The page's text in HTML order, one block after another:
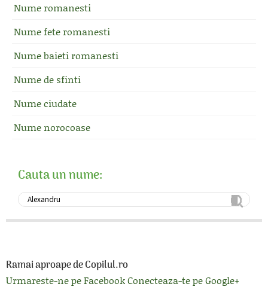
Nume romanesti
Nume fete romanesti
Nume baieti romanesti
Nume de sfinti
Nume ciudate
Nume norocoase
Cauta un nume:
Ramai aproape de Copilul.ro
Urmareste-ne pe FacebookConecteaza-te pe Google+